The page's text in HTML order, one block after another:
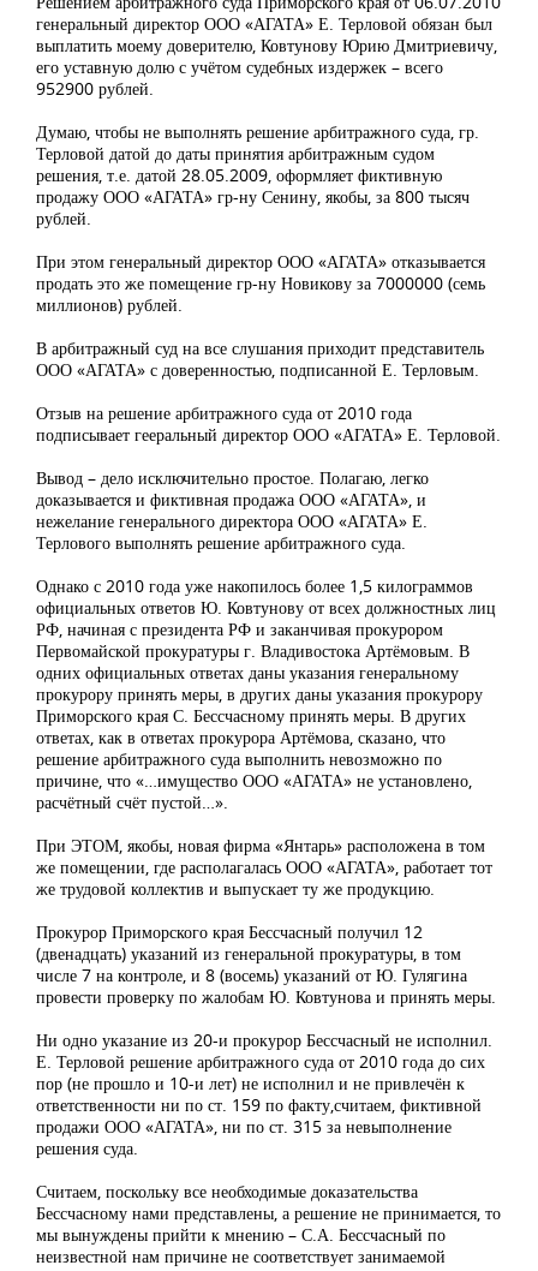
генеральный директор ООО «АГАТА» Е. Терловой обязан был
выплатить моему доверителю, Ковтунову Юрию Дмитриевичу,
его уставную долю с учётом судебных издержек – всего
952900 рублей.
Думаю, чтобы не выполнять решение арбитражного суда, гр.
Терловой датой до даты принятия арбитражным судом
решения, т.е. датой 28.05.2009, оформляет фиктивную
продажу ООО «АГАТА» гр-ну Сенину, якобы, за 800 тысяч
рублей.
При этом генеральный директор ООО «АГАТА» отказывается
продать это же помещение гр-ну Новикову за 7000000 (семь
миллионов) рублей.
В арбитражный суд на все слушания приходит представитель
ООО «АГАТА» с доверенностью, подписанной Е. Терловым.
Отзыв на решение арбитражного суда от 2010 года
подписывает гееральный директор ООО «АГАТА» Е. Терловой.
Вывод – дело исключительно простое. Полагаю, легко
доказывается и фиктивная продажа ООО «АГАТА», и
нежелание генерального директора ООО «АГАТА» Е.
Терлового выполнять решение арбитражного суда.
Однако с 2010 года уже накопилось более 1,5 килограммов
официальных ответов Ю. Ковтунову от всех должностных лиц
РФ, начиная с президента РФ и заканчивая прокурором
Первомайской прокуратуры г. Владивостока Артёмовым. В
одних официальных ответах даны указания генеральному
прокурору принять меры, в других даны указания прокурору
Приморского края С. Бессчасному принять меры. В других
ответах, как в ответах прокурора Артёмова, сказано, что
решение арбитражного суда выполнить невозможно по
причине, что «…имущество ООО «АГАТА» не установлено,
расчётный счёт пустой…».
При ЭТОМ, якобы, новая фирма «Янтарь» расположена в том
же помещении, где располагалась ООО «АГАТА», работает тот
же трудовой коллектив и выпускает ту же продукцию.
Прокурор Приморского края Бессчасный получил 12
(двенадцать) указаний из генеральной прокуратуры, в том
числе 7 на контроле, и 8 (восемь) указаний от Ю. Гулягина
провести проверку по жалобам Ю. Ковтунова и принять меры.
Ни одно указание из 20-и прокурор Бессчасный не исполнил.
Е. Терловой решение арбитражного суда от 2010 года до сих
пор (не прошло и 10-и лет) не исполнил и не привлечён к
ответственности ни по ст. 159 по факту,считаем, фиктивной
продажи ООО «АГАТА», ни по ст. 315 за невыполнение
решения суда.
Считаем, поскольку все необходимые доказательства
Бессчасному нами представлены, а решение не принимается, то
мы вынуждены прийти к мнению – С.А. Бессчасный по
неизвестной нам причине не соответствует занимаемой